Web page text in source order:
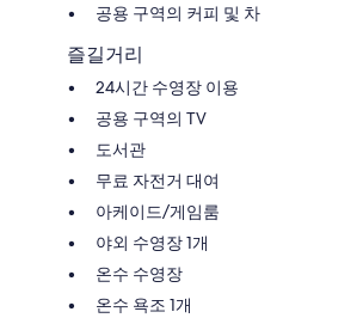
공용 구역의 커피 및 차
즐길거리
24시간 수영장 이용
공용 구역의 TV
도서관
무료 자전거 대여
아케이드/게임룸
야외 수영장 1개
온수 수영장
온수 욕조 1개